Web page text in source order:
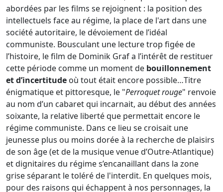
abordées par les films se rejoignent : la position des
intellectuels face au régime, la place de l'art dans une
société autoritaire, le dévoiement de l’idéal
communiste. Bousculant une lecture trop figée de
l’histoire, le film de Dominik Graf a l’intérêt de restituer
cette période comme un moment de bouillonnement
et d’incertitude où tout était encore possible…Titre
énigmatique et pittoresque, le "Perroquet rouge" renvoie
au nom d’un cabaret qui incarnait, au début des années
soixante, la relative liberté que permettait encore le
régime communiste. Dans ce lieu se croisait une
jeunesse plus ou moins dorée à la recherche de plaisirs
de son âge (et de la musique venue d’Outre-Atlantique)
et dignitaires du régime s’encanaillant dans la zone
grise séparant le toléré de l'interdit. En quelques mois,
pour des raisons qui échappent à nos personnages, la